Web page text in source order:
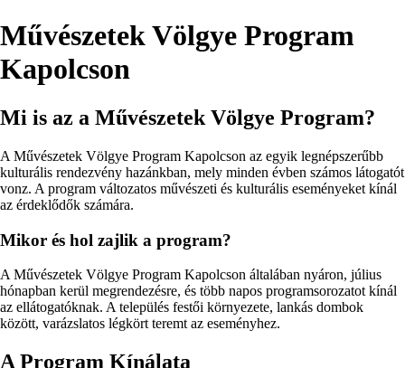
Művészetek Völgye Program
Kapolcson
Mi is az a Művészetek Völgye Program?
A Művészetek Völgye Program Kapolcson az egyik legnépszerűbb
kulturális rendezvény hazánkban, mely minden évben számos látogatót
vonz. A program változatos művészeti és kulturális eseményeket kínál
az érdeklődők számára.
Mikor és hol zajlik a program?
A Művészetek Völgye Program Kapolcson általában nyáron, július
hónapban kerül megrendezésre, és több napos programsorozatot kínál
az ellátogatóknak. A település festői környezete, lankás dombok
között, varázslatos légkört teremt az eseményhez.
A Program Kínálata